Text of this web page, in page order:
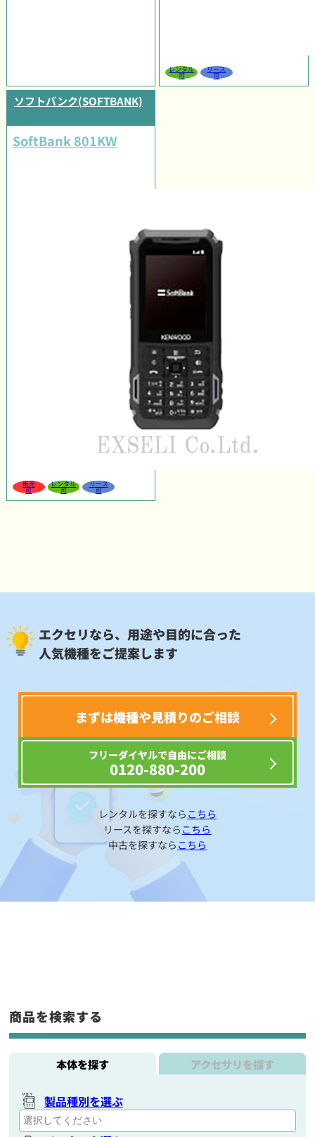
レンタル
可
リース
可
ソフトバンク(SOFTBANK)
SoftBank 801KW
販売
可
レンタル
可
リース
可
エクセリなら、用途や目的に合った
人気機種をご提案します
まずは機種や見積りのご相談
フリーダイヤルで自由にご相談
0120-880-200
レンタルを探すなら こちら
リースを探すなら こちら
中古を探すなら こちら
商品を検索する
本体を探す アクセサリを探す
製品種別を選ぶ